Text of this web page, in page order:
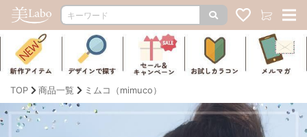
TOP 商品一覧 ミムコ（mimuco）